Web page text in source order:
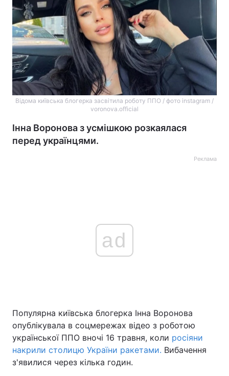
Відома київська блогерка засвітила роботу ППО / фото instagram /
voronova.official
Інна Воронова з усмішкою розкаялася
перед українцями.
Реклама
ad
Популярна київська блогерка Інна Воронова
опублікувала в соцмережах відео з роботою
української ППО вночі 16 травня, коли росіяни
накрили столицю України ракетами. Вибачення
з'явилися через кілька годин.